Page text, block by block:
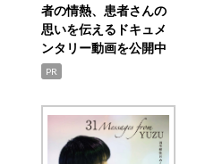
者の情熱、患者さんの
思いを伝えるドキュメ
ンタリー動画を公開中
PR